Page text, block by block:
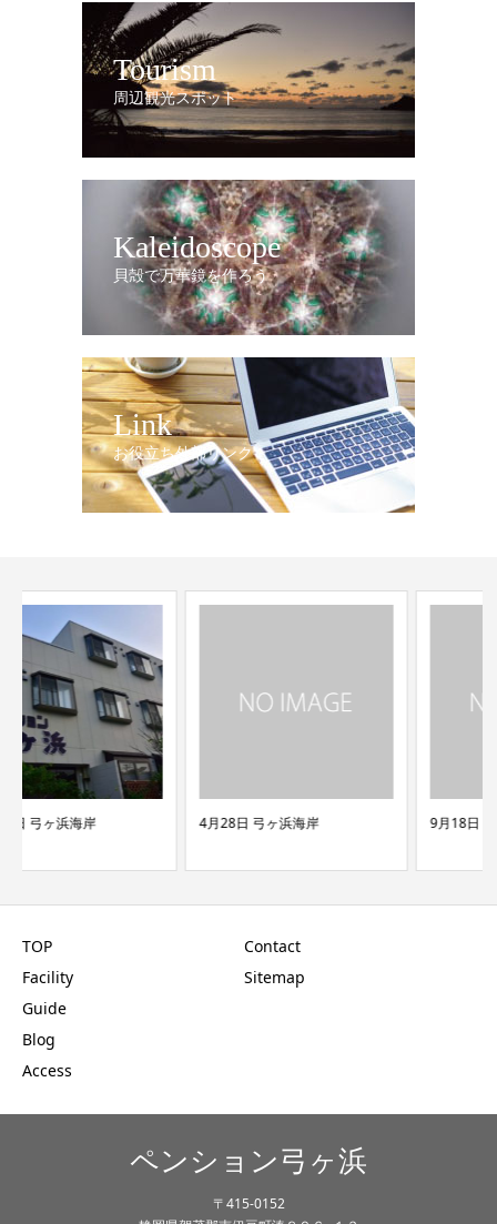
Tourism
周辺観光スポット
Kaleidoscope
貝殻で万華鏡を作ろう
Link
お役立ち外部リンク
4月28日 弓ヶ浜海岸 9月18日 弓ヶ浜海岸
TOP
Facility
Guide
Blog
Access
Contact
Sitemap
ペンション弓ヶ浜
〒415-0152